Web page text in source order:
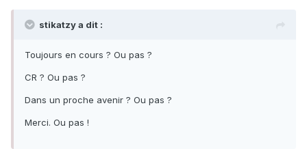
stikatzy a dit :
Toujours en cours ? Ou pas ?
CR ? Ou pas ?
Dans un proche avenir ? Ou pas ?
Merci. Ou pas !